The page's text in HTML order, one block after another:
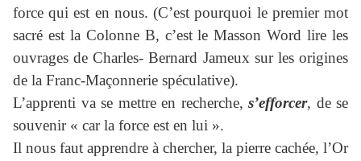
force qui est en nous. (C’est pourquoi le premier mot
sacré est la Colonne B, c’est le Masson Word lire les
ouvrages de Charles- Bernard Jameux sur les origines
de la Franc-Maçonnerie spéculative).
L’apprenti va se mettre en recherche, s’efforcer, de se
souvenir « car la force est en lui ».
Il nous faut apprendre à chercher, la pierre cachée, l’Or